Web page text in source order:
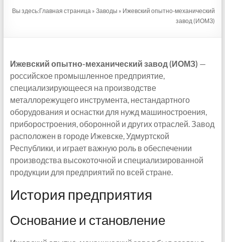
Вы здесь:Главная страница »Заводы » Ижевский опытно-механический
завод (ИОМЗ)
Ижевский опытно-механический завод (ИОМЗ) —
российское промышленное предприятие,
специализирующееся на производстве
металлорежущего инструмента, нестандартного
оборудования и оснастки для нужд машиностроения,
приборостроения, оборонной и других отраслей. Завод
расположен в городе Ижевске, Удмуртской
Республики, и играет важную роль в обеспечении
производства высокоточной и специализированной
продукции для предприятий по всей стране.
История предприятия
Основание и становление